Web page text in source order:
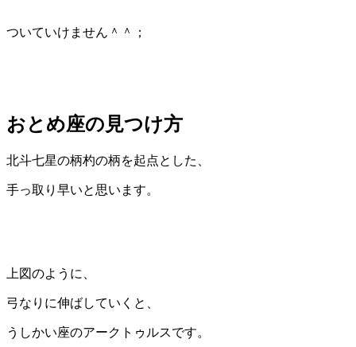
ついていけません＾＾；
おとめ座の見つけ方
北斗七星の柄杓の柄を起点とした、
手っ取り早いと思います。
上図のように、
弓なりに伸ばしていくと、
うしかい座のアークトゥルスです。